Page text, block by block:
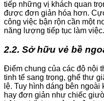
tiếp những vị khách quan
được đơn giản hóa hơn.
công việc bận rộn cần một
năng lượng tiếp tục làm việc.
2.2. Sở hữu vẻ bề
Điểm chung của các độ nội
tinh tế sang trọng, ghế thư
lệ. Tuy hình dáng bên
hay đơn giản như chiếc